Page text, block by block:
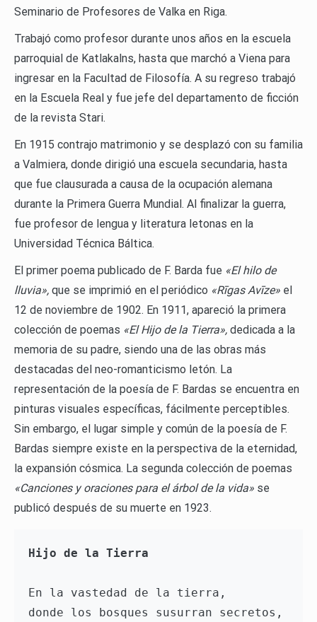
Seminario de Profesores de Valka en Riga.
Trabajó como profesor durante unos años en la escuela
parroquial de Katlakalns, hasta que marchó a Viena para
ingresar en la Facultad de Filosofía. A su regreso trabajó
en la Escuela Real y fue jefe del departamento de ficción
de la revista Stari.
En 1915 contrajo matrimonio y se desplazó con su familia
a Valmiera, donde dirigió una escuela secundaria, hasta
que fue clausurada a causa de la ocupación alemana
durante la Primera Guerra Mundial. Al finalizar la guerra,
fue profesor de lengua y literatura letonas en la
Universidad Técnica Báltica.
El primer poema publicado de F. Barda fue «El hilo de
lluvia», que se imprimió en el periódico «Rīgas Avīze» el
12 de noviembre de 1902. En 1911, apareció la primera
colección de poemas «El Hijo de la Tierra», dedicada a la
memoria de su padre, siendo una de las obras más
destacadas del neo-romanticismo letón. La
representación de la poesía de F. Bardas se encuentra en
pinturas visuales específicas, fácilmente perceptibles.
Sin embargo, el lugar simple y común de la poesía de F.
Bardas siempre existe en la perspectiva de la eternidad,
la expansión cósmica. La segunda colección de poemas
«Canciones y oraciones para el árbol de la vida» se
publicó después de su muerte en 1923.
Hijo de la Tierra
En la vastedad de la tierra,
donde los bosques susurran secretos,